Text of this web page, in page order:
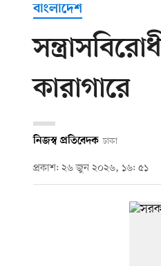
বাংলাদেশ
কারাগারে
নিজস্ব প্রতিবেদক ঢাকা
প্রকাশ: ২৬ জুন ২০২৬, ১৬: ৫১